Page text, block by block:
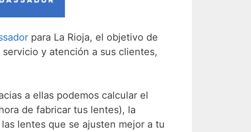
para La Rioja, el objetivo de
y atención a sus clientes,
a ellas podemos calcular el
de fabricar tus lentes), la
lentes que se ajusten mejor a tu